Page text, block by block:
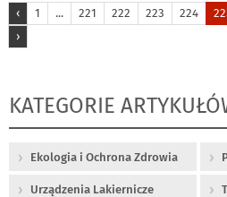
‹ 1 ... 221 222 223 224
›
KATEGORIE
Ekologia i Ochrona Zdrowia
Urządzenia Lakiernicze